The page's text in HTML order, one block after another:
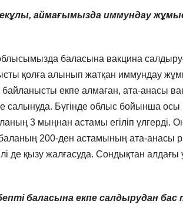
аймағымызда иммундау
баласына вакцина
қолға алынып жатқан иммундау
байланысты екпе алмаған, ата-анасы
салынуда. Бүгінде облыс бойынша
3 мыңнан астамы егіліп үлгерді.
баланың 200-ден астамының ата-
де қызу жалғасуда. Сондықтан
баласына екпе салдырудан